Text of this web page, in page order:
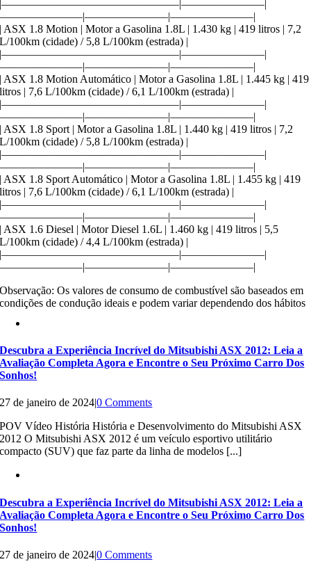
|————————————————|———————–|
———————–|———————–|———————–|
| ASX 1.8 Motion | Motor a Gasolina 1.8L | 1.430 kg | 419 litros | 7,2
L/100km (cidade) / 5,8 L/100km (estrada) |
|————————————————|———————–|
———————–|———————–|———————–|
| ASX 1.8 Motion Automático | Motor a Gasolina 1.8L | 1.445 kg | 419
litros | 7,6 L/100km (cidade) / 6,1 L/100km (estrada) |
|————————————————|———————–|
———————–|———————–|———————–|
| ASX 1.8 Sport | Motor a Gasolina 1.8L | 1.440 kg | 419 litros | 7,2
L/100km (cidade) / 5,8 L/100km (estrada) |
|————————————————|———————–|
———————–|———————–|———————–|
| ASX 1.8 Sport Automático | Motor a Gasolina 1.8L | 1.455 kg | 419
litros | 7,6 L/100km (cidade) / 6,1 L/100km (estrada) |
|————————————————|———————–|
———————–|———————–|———————–|
| ASX 1.6 Diesel | Motor Diesel 1.6L | 1.460 kg | 419 litros | 5,5
L/100km (cidade) / 4,4 L/100km (estrada) |
|————————————————|———————–|
———————–|———————–|———————–|
Observação: Os valores de consumo de combustível são baseados em
condições de condução ideais e podem variar dependendo dos hábitos
Descubra a Experiência Incrível do Mitsubishi ASX 2012: Leia a
Avaliação Completa Agora e Encontre o Seu Próximo Carro Dos
Sonhos!
27 de janeiro de 2024|0 Comments
POV Vídeo História História e Desenvolvimento do Mitsubishi ASX
2012 O Mitsubishi ASX 2012 é um veículo esportivo utilitário
compacto (SUV) que faz parte da linha de modelos [...]
Descubra a Experiência Incrível do Mitsubishi ASX 2012: Leia a
Avaliação Completa Agora e Encontre o Seu Próximo Carro Dos
Sonhos!
27 de janeiro de 2024|0 Comments